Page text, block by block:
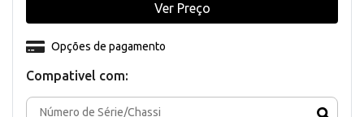
Compativel com:
Opções de pagamento
Ver Preço